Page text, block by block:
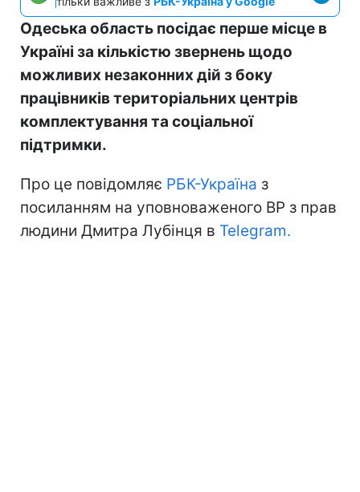
Одеська область посідає перше місце в
Україні за кількістю звернень щодо
можливих незаконних дій з боку
працівників територіальних центрів
комплектування та соціальної
підтримки.
Про це повідомляє РБК-Україна з
посиланням на уповноваженого ВР з прав
людини Дмитра Лубінця в Telegram.